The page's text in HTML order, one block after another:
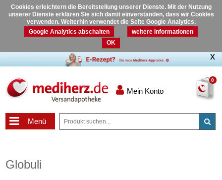
Cookies erleichtern die Bereitstellung unserer Dienste. Mit der Nutzung
unserer Dienste erklären Sie sich damit einverstanden, dass wir Cookies
verwenden. Weiterhin verwendet die Seite Google Analytics.
Google Analytics abschalten
weitere Informationen
OK
0
Mein Konto
Menü
Globuli